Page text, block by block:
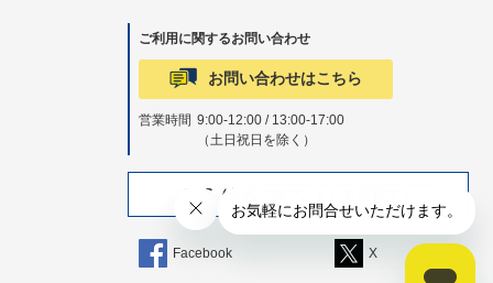
ご利用に関するお問い合わせ
お問い合わせはこちら
営業時間 9:00-12:00 / 13:00-17:00
（土日祝日を除く）
SNS（公式アカウント）も更新中！
Facebook X